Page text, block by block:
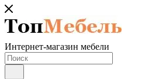
Интернет-магазин мебели